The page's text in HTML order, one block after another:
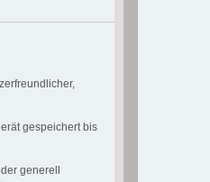
gespeichert bis
generell